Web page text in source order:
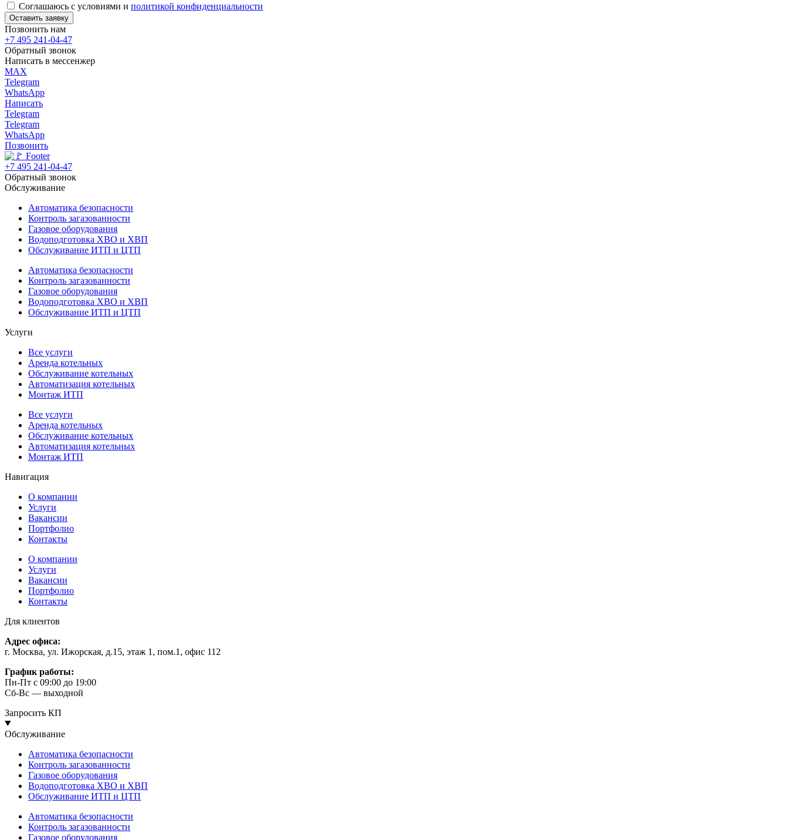
Соглашаюсь с условиями и политикой конфиденциальности
Оставить заявку
Позвонить нам
+7 495 241-04-47
Обратный звонок
Написать в мессенжер
MAX
Telegram
WhatsApp
Написать
Telegram
Telegram
WhatsApp
Позвонить
+7 495 241-04-47
Обратный звонок
Обслуживание
Автоматика безопасности
Контроль загазованности
Газовое оборудования
Водоподготовка ХВО и ХВП
Обслуживание ИТП и ЦТП
Автоматика безопасности
Контроль загазованности
Газовое оборудования
Водоподготовка ХВО и ХВП
Обслуживание ИТП и ЦТП
Услуги
Все услуги
Аренда котельных
Обслуживание котельных
Автоматизация котельных
Монтаж ИТП
Все услуги
Аренда котельных
Обслуживание котельных
Автоматизация котельных
Монтаж ИТП
Навигация
О компании
Услуги
Вакансии
Портфолио
Контакты
О компании
Услуги
Вакансии
Портфолио
Контакты
Для клиентов
Адрес офиса:
г. Москва, ул. Ижорская, д.15, этаж 1, пом.1, офис 112
График работы:
Пн-Пт с 09:00 до 19:00
Сб-Вс — выходной
Запросить КП
Обслуживание
Автоматика безопасности
Контроль загазованности
Газовое оборудования
Водоподготовка ХВО и ХВП
Обслуживание ИТП и ЦТП
Автоматика безопасности
Контроль загазованности
Газовое оборудования